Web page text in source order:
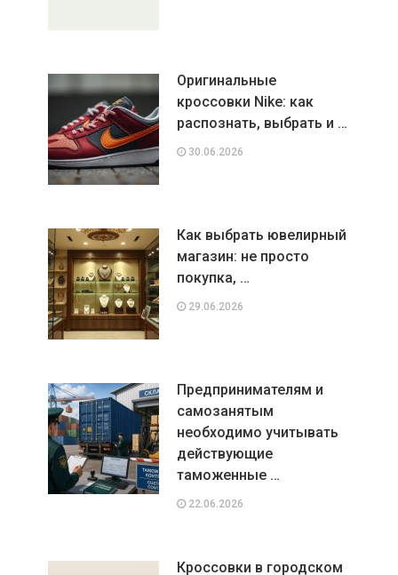
Оригинальные
кроссовки Nike: как
распознать, выбрать и …
30.06.2026
Как выбрать ювелирный
магазин: не просто
покупка, …
29.06.2026
Предпринимателям и
самозанятым
необходимо учитывать
действующие
таможенные …
22.06.2026
Кроссовки в городском